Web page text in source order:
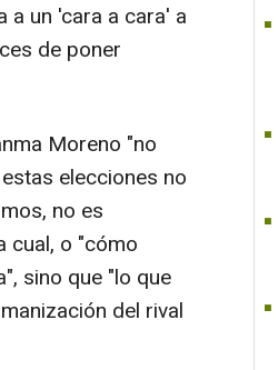
a un 'cara a cara' a
de poner
Moreno "no
elecciones no
no es
cual, o "cómo
sino que "lo que
del rival